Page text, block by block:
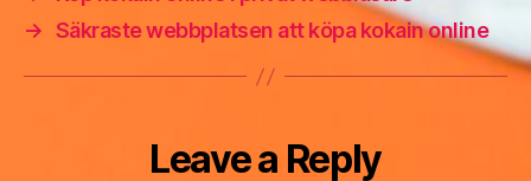
→ Säkraste webbplatsen att köpa kokain online
Leave a Reply